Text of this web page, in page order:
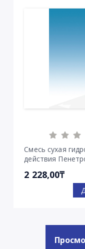
Смесь сухая
действия
2 228,00₸